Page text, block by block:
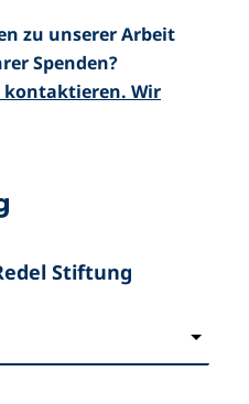
zu unserer Arbeit
Spenden?
kontaktieren. Wir
Stiftung